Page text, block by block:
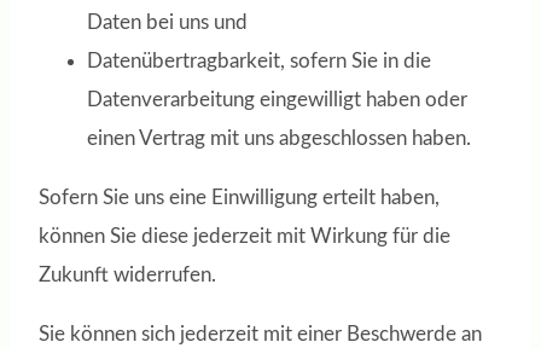
Daten bei uns und
Datenübertragbarkeit, sofern Sie in die
Datenverarbeitung eingewilligt haben oder
einen Vertrag mit uns abgeschlossen haben.
Sofern Sie uns eine Einwilligung erteilt haben,
können Sie diese jederzeit mit Wirkung für die
Zukunft widerrufen.
Sie können sich jederzeit mit einer Beschwerde an